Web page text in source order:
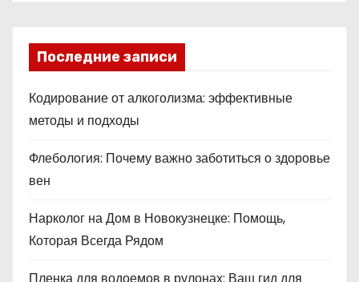
Последние записи
Кодирование от алкоголизма: эффективные
методы и подходы
Флебология: Почему важно заботиться о здоровье
вен
Нарколог на Дом в Новокузнецке: Помощь,
Которая Всегда Рядом